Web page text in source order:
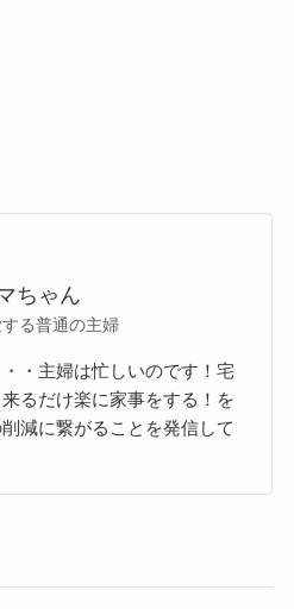
ちゃん
る普通の主婦
・主婦は忙しいのです！宅
るだけ楽に家事をする！を
減に繋がることを発信して